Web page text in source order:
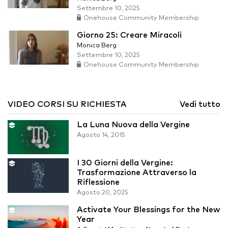
Settembre 10, 2025
Onehouse Community Membership
Giorno 25: Creare Miracoli
Monica Berg
Settembre 10, 2025
Onehouse Community Membership
VIDEO CORSI SU RICHIESTA Vedi tutto
La Luna Nuova della Vergine
Agosto 14, 2015
I 30 Giorni della Vergine:
Trasformazione Attraverso la
Riflessione
Agosto 20, 2025
Activate Your Blessings for the New
Year